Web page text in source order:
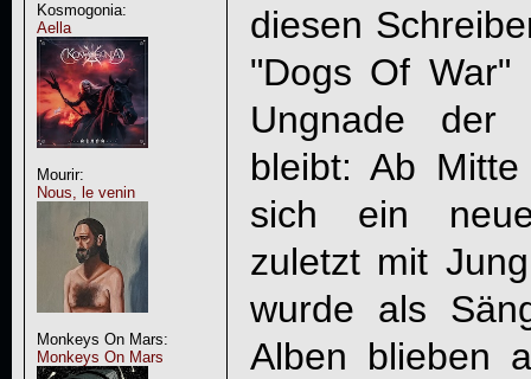
Kosmogonia:
Aella
Mourir:
Nous, le venin
Monkeys On Mars:
Monkeys On Mars
diesen
"Dogs Of War"
Ungnade der
bleibt: Ab
sich ein
zuletzt mit
wurde als
Alben blieben